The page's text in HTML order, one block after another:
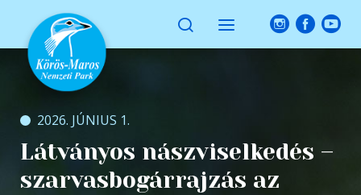
2026. JÚNIUS 1.
Látványos nászviselkedés –
szarvasbogárrajzás az